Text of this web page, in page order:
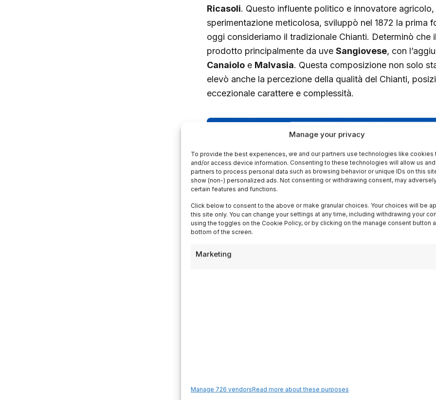
Manage your privacy
To provide the best experiences, we and our partners use technologies like cookies
and/or access device information. Consenting to these technologies will allow us
partners to process personal data such as browsing behavior or unique IDs on this
show (non-) personalized ads. Not consenting or withdrawing consent, may
certain features and functions.
Click below to consent to the above or make granular choices. Your choices will be
this site only. You can change your settings at any time, including withdrawing your
using the toggles on the Cookie Policy, or by clicking on the manage consent button
bottom of the screen.
Marketing
Manage 726 vendorsRead more about these purposes
Ricasoli. Questo influente politico e innovatore
sperimentazione meticolosa, sviluppò nel 1872 la prima
oggi consideriamo il tradizionale Chianti. Determinò che
prodotto principalmente da uve Sangiovese, con
Canaioloe Malvasia. Questa composizione non solo
elevò anche la percezione della qualità del Chianti,
eccezionale carattere e complessità.